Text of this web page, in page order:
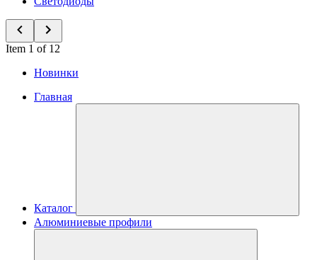
Item 1 of 12
Новинки
Главная
Каталог
Алюминиевые профили